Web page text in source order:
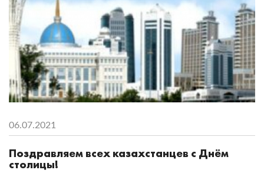
06.07.2021
Поздравляем всех казахстанцев с Днём
столицы!